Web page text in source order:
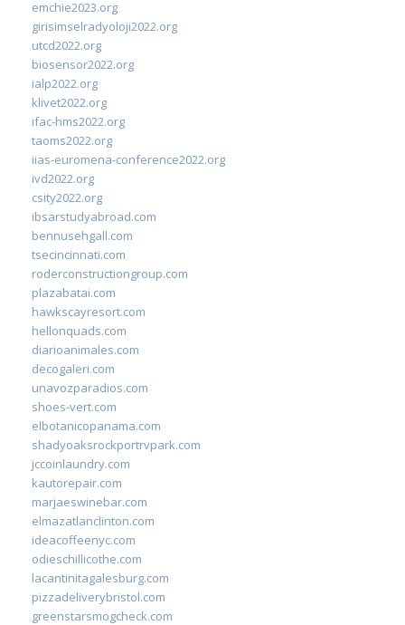
emchie2023.org
girisimselradyoloji2022.org
utcd2022.org
biosensor2022.org
ialp2022.org
klivet2022.org
ifac-hms2022.org
taoms2022.org
iias-euromena-conference2022.org
ivd2022.org
csity2022.org
ibsarstudyabroad.com
bennusehgall.com
tsecincinnati.com
roderconstructiongroup.com
plazabatai.com
hawkscayresort.com
hellonquads.com
diarioanimales.com
decogaleri.com
unavozparadios.com
shoes-vert.com
elbotanicopanama.com
shadyoaksrockportrvpark.com
jccoinlaundry.com
kautorepair.com
marjaeswinebar.com
elmazatlanclinton.com
ideacoffeenyc.com
odieschillicothe.com
lacantinitagalesburg.com
pizzadeliverybristol.com
greenstarsmogcheck.com